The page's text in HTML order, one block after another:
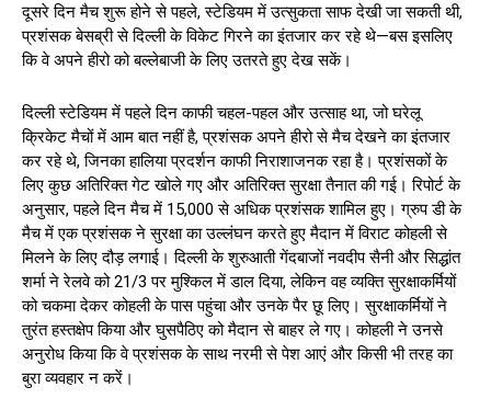
दूसरे दिन मैच शुरू होने से पहले, स्टेडियम में उत्सुकता साफ देखी जा सकती थी,
प्रशंसक बेसब्री से दिल्ली के विकेट गिरने का इंतजार कर रहे थे—बस इसलिए
कि वे अपने हीरो को बल्लेबाजी के लिए उतरते हुए देख सकें।
दिल्ली स्टेडियम में पहले दिन काफी चहल-पहल और उत्साह था, जो घरेलू
क्रिकेट मैचों में आम बात नहीं है, प्रशंसक अपने हीरो से मैच देखने का इंतजार
कर रहे थे, जिनका हालिया प्रदर्शन काफी निराशाजनक रहा है। प्रशंसकों के
लिए कुछ अतिरिक्त गेट खोले गए और अतिरिक्त सुरक्षा तैनात की गई। रिपोर्ट के
अनुसार, पहले दिन मैच में 15,000 से अधिक प्रशंसक शामिल हुए। ग्रुप डी के
मैच में एक प्रशंसक ने सुरक्षा का उल्लंघन करते हुए मैदान में विराट कोहली से
मिलने के लिए दौड़ लगाई। दिल्ली के शुरुआती गेंदबाजों नवदीप सैनी और सिद्धांत
शर्मा ने रेलवे को 21/3 पर मुश्किल में डाल दिया, लेकिन वह व्यक्ति सुरक्षाकर्मियों
को चकमा देकर कोहली के पास पहुंचा और उनके पैर छू लिए। सुरक्षाकर्मियों ने
तुरंत हस्तक्षेप किया और घुसपैठिए को मैदान से बाहर ले गए। कोहली ने उनसे
अनुरोध किया कि वे प्रशंसक के साथ नरमी से पेश आएं और किसी भी तरह का
बुरा व्यवहार न करें।